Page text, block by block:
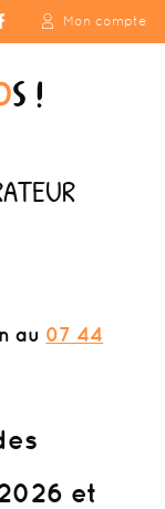
Mon compte
au 07 44
et